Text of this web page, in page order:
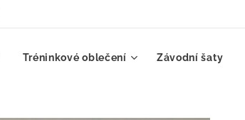
Tréninkové oblečení Závodní šaty